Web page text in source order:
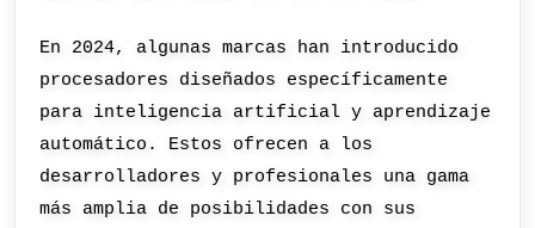
En 2024, algunas marcas han introducido
procesadores diseñados específicamente
para inteligencia artificial y aprendizaje
automático. Estos ofrecen a los
desarrolladores y profesionales una gama
más amplia de posibilidades con sus